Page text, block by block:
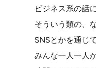
ビジネス系の話
そういう類の、
SNSとかを通じ
みんな一人一人